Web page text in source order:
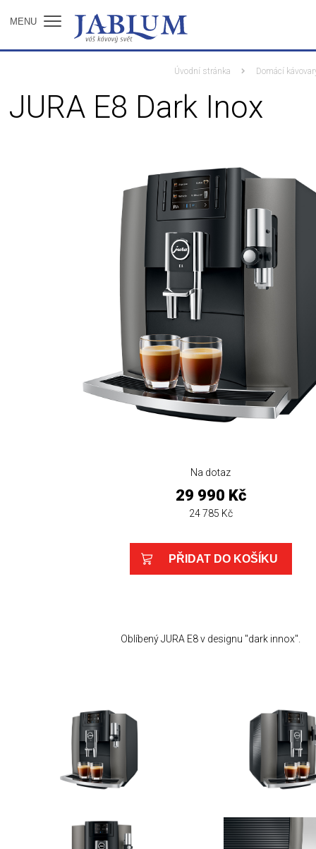
JURA E8 Dark Inox
Úvodní stránka Domácí
29 990 Kč
24 785 Kč
Na dotaz
Oblíbený JURA E8 v designu "dark innox".
MENU